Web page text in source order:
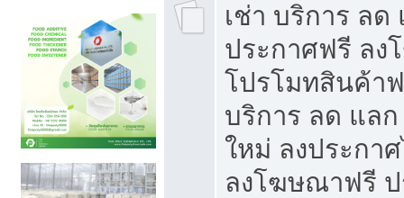
เช่า บริการ ลด
ประกาศฟรี ล
โปรโมทสินค้า
บริการ ลด แล
ใหม่ ลงประกา
ลงโฆษณาฟรี